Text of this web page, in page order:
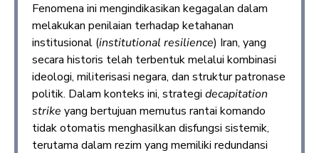
Fenomena ini mengindikasikan kegagalan dalam
melakukan penilaian terhadap ketahanan
institusional (institutional resilience) Iran, yang
secara historis telah terbentuk melalui kombinasi
ideologi, militerisasi negara, dan struktur patronase
politik. Dalam konteks ini, strategi decapitation
strike yang bertujuan memutus rantai komando
tidak otomatis menghasilkan disfungsi sistemik,
terutama dalam rezim yang memiliki redundansi